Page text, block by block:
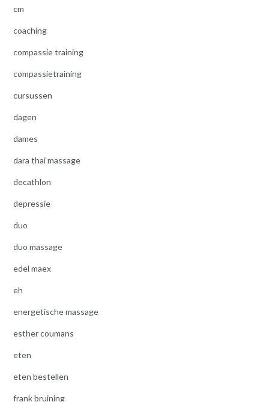
cm
coaching
compassie training
compassietraining
cursussen
dagen
dames
dara thai massage
decathlon
depressie
duo
duo massage
edel maex
eh
energetische massage
esther coumans
eten
eten bestellen
frank bruining